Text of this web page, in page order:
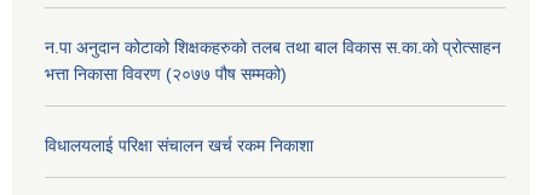
न.पा अनुदान कोटाको शिक्षकहरुको तलब तथा बाल विकास स.का.काे प्रोत्साहन
भत्ता निकासा विवरण (२०७७ पौष सम्मको)
विधालयलाई परिक्षा स‌ंचालन खर्च रकम निकाशा